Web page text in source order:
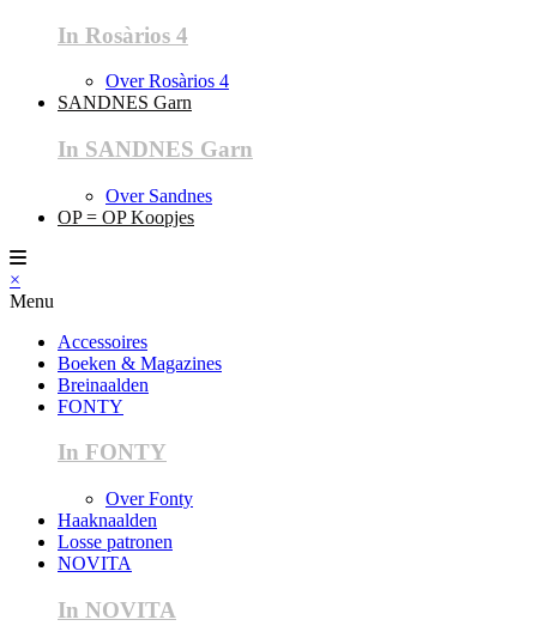
In Rosàrios 4
Over Rosàrios 4
SANDNES Garn
In SANDNES Garn
Over Sandnes
OP = OP Koopjes
×
Menu
Accessoires
Boeken & Magazines
Breinaalden
FONTY
In FONTY
Over Fonty
Haaknaalden
Losse patronen
NOVITA
In NOVITA